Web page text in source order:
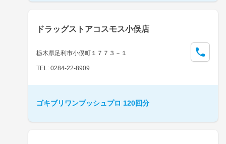
ドラッグストアコスモス小俣店
栃木県足利市小俣町１７７３－１
TEL: 0284-22-8909
ゴキブリワンプッシュプロ 120回分